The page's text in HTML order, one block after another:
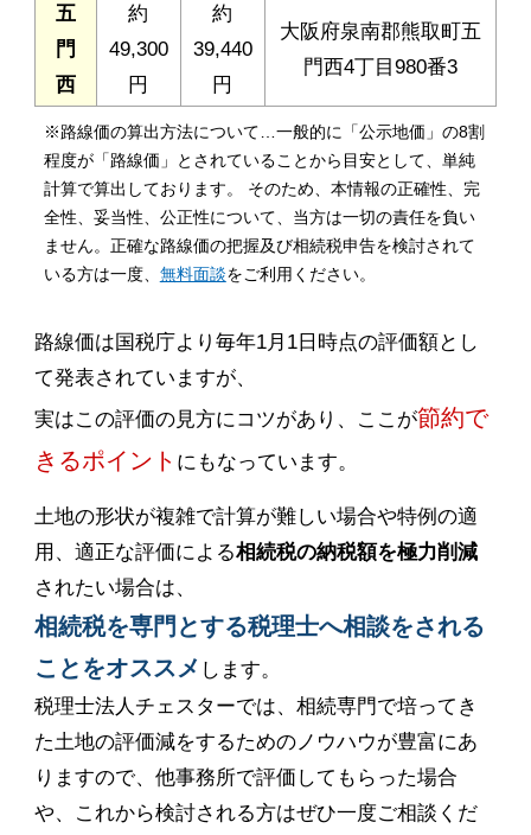
五
門
西
約
49,300
円
約
39,440
円
大阪府泉南郡熊取町五
門西4丁目980番3
※路線価の算出方法について…一般的に「公示地価」の8割
程度が「路線価」とされていることから目安として、単純
計算で算出しております。 そのため、本情報の正確性、完
全性、妥当性、公正性について、当方は一切の責任を負い
ません。正確な路線価の把握及び相続税申告を検討されて
いる方は一度、 無料面談をご利用ください。
路線価は国税庁より毎年1月1日時点の評価額とし
て発表されていますが、
実はこの評価の見方にコツがあり、ここが節約で
きるポイント にもなっています。
土地の形状が複雑で計算が難しい場合や特例の適
用、適正な評価による相続税の納税額を極力削減
されたい場合は、
相続税を専門とする税理士へ相談をされる
ことをオススメ します。
税理士法人チェスターでは、相続専門で培ってき
た土地の評価減をするためのノウハウが豊富にあ
りますので、他事務所で評価してもらった場合
や、これから検討される方はぜひ一度ご相談くだ